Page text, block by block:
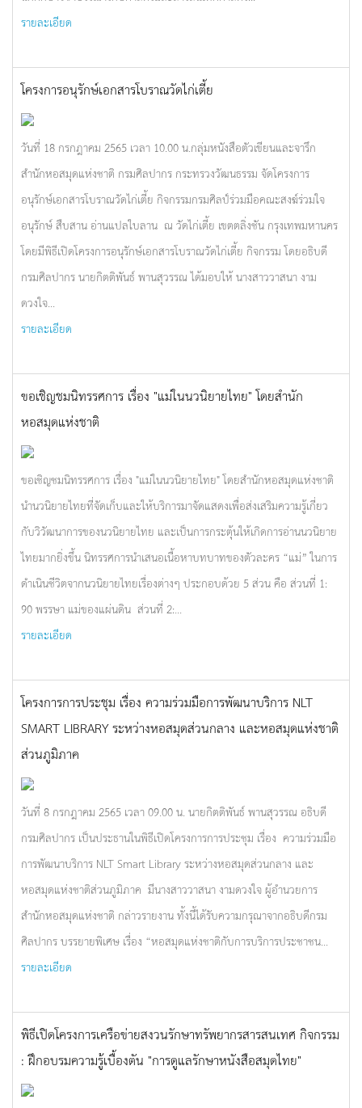
รายละเอียด
โครงการอนุรักษ์เอกสารโบราณวัดไก่เตี้ย
วันที่ 18 กรกฎาคม 2565 เวลา 10.00 น.กลุ่มหนังสือตัวเขียนและจารึก
สำนักหอสมุดแห่งชาติ กรมศิลปากร กระทรวงวัฒนธรรม จัดโครงการ
อนุรักษ์เอกสารโบราณวัดไก่เตี้ย กิจกรรมกรมศิลป์ร่วมมือคณะสงฆ์ร่วมใจ
อนุรักษ์ สืบสาน อ่านแปลใบลาน ณ วัดไก่เตี้ย เขตตลิ่งชัน กรุงเทพมหานคร
โดยมีพิธีเปิดโครงการอนุรักษ์เอกสารโบราณวัดไก่เตี้ย กิจกรรม โดยอธิบดี
กรมศิลปากร นายกิตติพันธ์ พานสุวรรณ ได้มอบให้ นางสาววาสนา งาม
ดวงใจ...
รายละเอียด
ขอเชิญชมนิทรรศการ เรื่อง "แม่ในนวนิยายไทย" โดยสำนัก
หอสมุดแห่งชาติ
ขอเชิญชมนิทรรศการ เรื่อง "แม่ในนวนิยายไทย" โดยสำนักหอสมุดแห่งชาติ
นำนวนิยายไทยที่จัดเก็บและให้บริการมาจัดแสดงเพื่อส่งเสริมความรู้เกี่ยว
กับวิวัฒนาการของนวนิยายไทย และเป็นการกระตุ้นให้เกิดการอ่านนวนิยาย
ไทยมากยิ่งขึ้น นิทรรศการนำเสนอเนื้อหาบทบาทของตัวละคร “แม่” ในการ
ดำเนินชีวิตจากนวนิยายไทยเรื่องต่างๆ ประกอบด้วย 5 ส่วน คือ ส่วนที่ 1:
90 พรรษา แม่ของแผ่นดิน ส่วนที่ 2:...
รายละเอียด
โครงการการประชุม เรื่อง ความร่วมมือการพัฒนาบริการ NLT
SMART LIBRARY ระหว่างหอสมุดส่วนกลาง และหอสมุดแห่งชาติ
ส่วนภูมิภาค
วันที่ 8 กรกฎาคม 2565 เวลา 09.00 น. นายกิตติพันธ์ พานสุวรรณ อธิบดี
กรมศิลปากร เป็นประธานในพิธีเปิดโครงการการประชุม เรื่อง ความร่วมมือ
การพัฒนาบริการ NLT Smart Library ระหว่างหอสมุดส่วนกลาง และ
หอสมุดแห่งชาติส่วนภูมิภาค มีนางสาววาสนา งามดวงใจ ผู้อำนวยการ
สำนักหอสมุดแห่งชาติ กล่าวรายงาน ทั้งนี้ได้รับความกรุณาจากอธิบดีกรม
ศิลปากร บรรยายพิเศษ เรื่อง “หอสมุดแห่งชาติกับการบริการประชาชน...
รายละเอียด
พิธีเปิดโครงการเครือข่ายสงวนรักษาทรัพยากรสารสนเทศ กิจกรรม
: ฝึกอบรมความรู้เบื้องตัน "การดูแลรักษาหนังสือสมุดไทย"